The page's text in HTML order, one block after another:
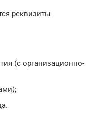
реквизиты
(с организационно-